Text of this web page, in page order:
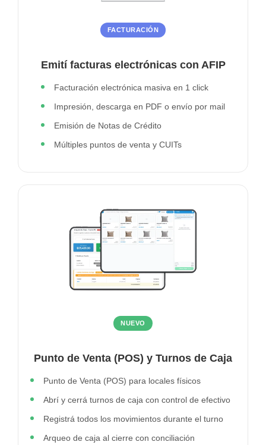
FACTURACIÓN
Emití facturas electrónicas con AFIP
Facturación electrónica masiva en 1 click
Impresión, descarga en PDF o envío por mail
Emisión de Notas de Crédito
Múltiples puntos de venta y CUITs
NUEVO
Punto de Venta (POS) y Turnos de Caja
Punto de Venta (POS) para locales físicos
Abrí y cerrá turnos de caja con control de efectivo
Registrá todos los movimientos durante el turno
Arqueo de caja al cierre con conciliación